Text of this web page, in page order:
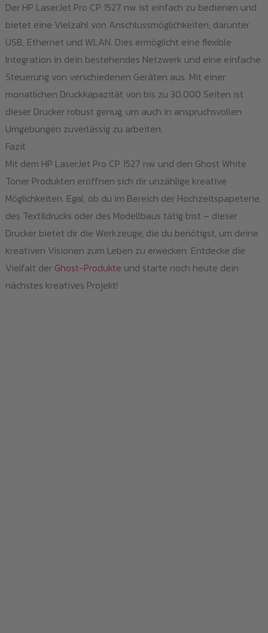
Der HP LaserJet Pro CP 1527 nw ist einfach zu bedienen und
bietet eine Vielzahl von Anschlussmöglichkeiten, darunter
USB, Ethernet und WLAN. Dies ermöglicht eine flexible
Integration in dein bestehendes Netzwerk und eine einfache
Steuerung von verschiedenen Geräten aus. Mit einer
monatlichen Druckkapazität von bis zu 30.000 Seiten ist
dieser Drucker robust genug, um auch in anspruchsvollen
Umgebungen zuverlässig zu arbeiten.
Fazit
Mit dem HP LaserJet Pro CP 1527 nw und den Ghost White
Toner Produkten eröffnen sich dir unzählige kreative
Möglichkeiten. Egal, ob du im Bereich der Hochzeitspapeterie,
des Textildrucks oder des Modellbaus tätig bist – dieser
Drucker bietet dir die Werkzeuge, die du benötigst, um deine
kreativen Visionen zum Leben zu erwecken. Entdecke die
Vielfalt der Ghost-Produkte und starte noch heute dein
nächstes kreatives Projekt!